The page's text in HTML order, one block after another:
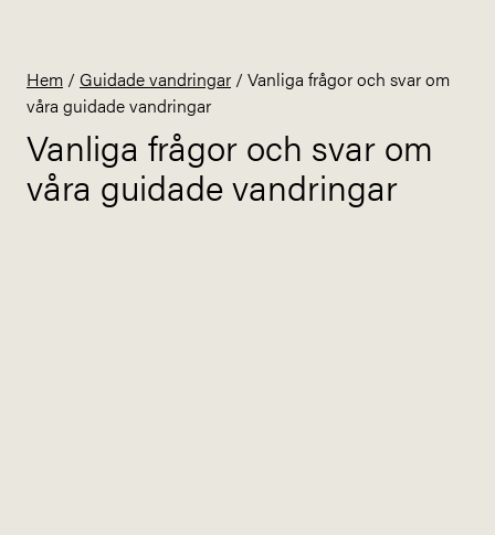
Hem / Guidade vandringar / Vanliga frågor och svar om
våra guidade vandringar
Vanliga frågor och svar om
våra guidade vandringar